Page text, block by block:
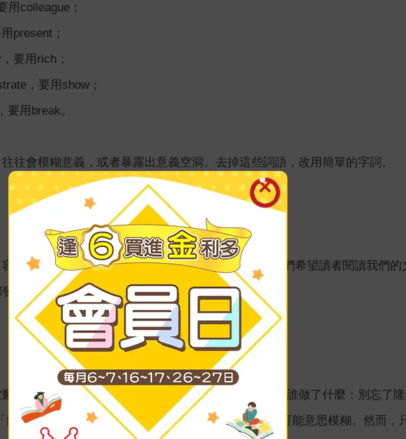
colleague；
；
要用rich；
，要用show；
用break。
往會模糊意義，或者暴露出意義空洞。去掉這些詞語，改用簡單的字詞。
易被其他的雜誌或報紙（或手機的App）所吸引。我們希望讀者閱讀我們的
揮作用。
語態，但被動句常被誤用，好比會讓人不知道句子中誰做了什麼：別忘了
錯誤被犯下了」（Mistakes were made）。主動句也可能意思模糊。然而，